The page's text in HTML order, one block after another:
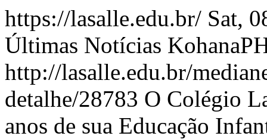
https://lasalle.edu.br/ Sat,
Últimas Notícias
http://lasalle.edu.br/
detalhe/28783 O Colégio
anos de sua Educação